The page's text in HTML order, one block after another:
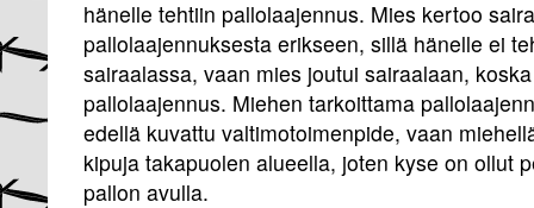
hänelle tehtiin pallolaajennus. Mies kertoo
pallolaajennuksesta erikseen, sillä hänelle ei
sairaalassa, vaan mies joutui sairaalaan,
pallolaajennus. Miehen tarkoittama
edellä kuvattu valtimotoimenpide, vaan
kipuja takapuolen alueella, joten kyse on ollut
pallon avulla.